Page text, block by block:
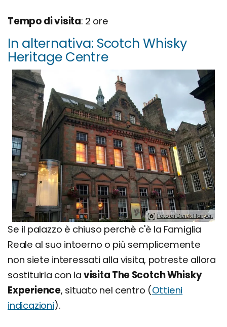
Tempo di visita: 2 ore
In alternativa: Scotch Whisky
Heritage Centre
Foto di Derek Harper.
Se il palazzo è chiuso perchè c'è la Famiglia
Reale al suo intoerno o più semplicemente
non siete interessati alla visita, potreste allora
sostituirla con la visita The Scotch Whisky
Experience, situato nel centro (Ottieni
indicazioni).